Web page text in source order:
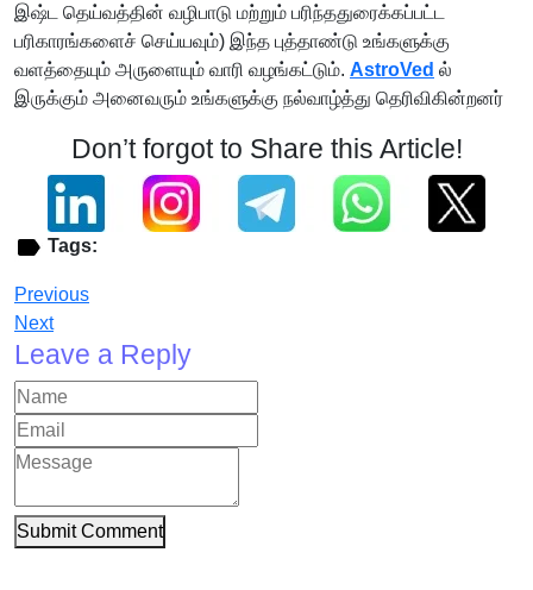
இஷ்ட தெய்வத்தின் வழிபாடு மற்றும் பரிந்ததுரைக்கப்பட்ட
பரிகாரங்களைச் செய்யவும்) இந்த புத்தாண்டு உங்களுக்கு
வளத்தையும் அருளையும் வாரி வழங்கட்டும். AstroVed ல்
இருக்கும் அனைவரும் உங்களுக்கு நல்வாழ்த்து தெரிவிகின்றனர்
Don’t forgot to Share this Article!
Tags:
Previous
Next
Leave a Reply
Submit Comment